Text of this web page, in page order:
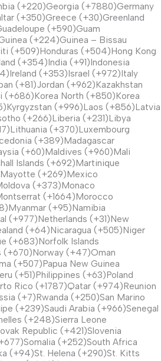
(+220)Georgia (+7880)Germany
(+350)Greece (+30)Greenland
(+590)Guam
(+224)Guinea – Bissau
(+509)Honduras (+504)Hong Kong
(+354)India (+91)Indonesia
(+353)Israel (+972)Italy
(+81)Jordan (+962)Kazakhstan
North (+850)Korea
(+996)Laos (+856)Latvia
(+266)Liberia (+231)Libya
(+370)Luxembourg
(+389)Madagascar
(+60)Maldives (+960)Mali
Islands (+692)Martinique
(+269)Mexico
(+373)Monaco
(+1664)Morocco
(+95)Namibia
(+977)Netherlands (+31)New
(+64)Nicaragua (+505)Niger
(+683)Norfolk Islands
(+670)Norway (+47)Oman
(+507)Papua New Guinea
(+51)Philippines (+63)Poland
Rico (+1787)Qatar (+974)Reunion
(+7)Rwanda (+250)San Marino
(+239)Saudi Arabia (+966)Senegal
(+248)Sierra Leone
Republic (+421)Slovenia
(+252)South Africa
(+94)St. Helena (+290)St. Kitts